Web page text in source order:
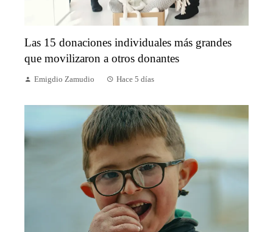
Las 15 donaciones individuales más grandes
que movilizaron a otros donantes
Emigdio Zamudio Hace 5 días